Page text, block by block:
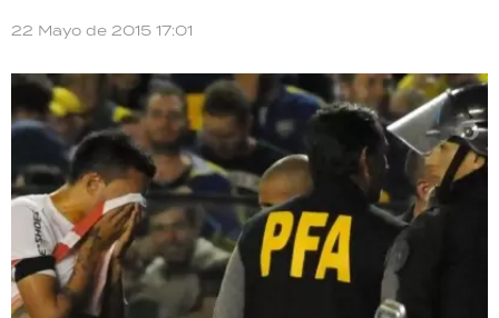
22 Mayo de 2015 17:01
DEPORTES
TECNOLOGÍA
RECETAS
PALABRAS
HORÓSCOPO